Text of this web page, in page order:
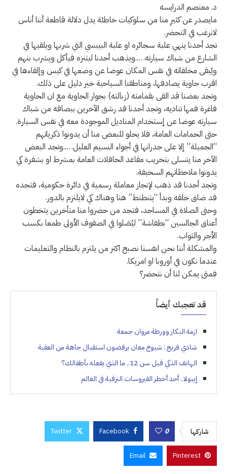
د. معتصم الدرايسه
مايصدر عن كثيرِ منا من سلوكيات خاطئة يدل دلالة قاطعة أننا أناس
لانرغب في التحضر.
تجد أحدنا ينهي علبة سجائره او علبة البيبسي التي شربها ويلقيها في
الشارع من شباك سيارته…..ويذهب أحدنا ليتنزه فيأكل ويشرب بنهم
ويُبقى مخلفاته في نفس المكان عوضا عن وضعها في كيس وإلقاءها في
اقرب حاوية يصادفها، ومناطقنا السياحية خير دليل على ذلك.
وتجد بعضنا قد القى بقمامته (زبالته) بجوار الحاوية مع ان الحاوية
فاغرة فمها تناديه، وتجد أحدنا قد رشق الآخرين ببصاقه من شباك
سيارته عوضا عن إستخدام المناديل الموجودة معه في نفس السيارة.
حتى الحمامات العامة، فلا يحلو للبعض منا أن يدونوا ذكرياتهم
“الجميلة” إلا على جدرانها في أجواء النسيم العليل…..وتجد البعض
الآخر منا يتسلى بتخريب مقاعد الحافلات العامة بمشرط او بشفرة كي
يدونوا ملاحظاتهم السخيفة.
وتجد أحدنا قد ذهب لإنجاز معاملة رسمية في دائرة حكومية، فتجده
قد ضاق خلقه وبدأ “يتنطنط” هنا وهناك كي لايلتزم بالدور.
وحتى الصلاة في المساجد، فتجد من حضروا منا متأخرين يتخطون
أعناق الجالسين “بطفاشة” ليُصَلوا في الصفوف الأولى طمعا بكسب
الأجر والثواب.
والمشكلة أننا نحن انفسنا نصبح اكثر من يلتزم بالنظام والتعليمات
عندما نكون في أوروبا او امريكا.
فمتى يمكن لنا أن نتحضر؟
قد تعجبك أيضاً
ازمة البكار وورطة مروان جمعة
شادي فريج : شيوخ معان يرفضون استقبال جاهة من العقبة
الهاتف الذكي قبل سن 12.. ما الذي يفعله بأطفالك؟
إيبولا.. أحد أخطر الفيروسات النزفية في العالم
شاركها 0
Facebook
Twitter
Pinterest
Email